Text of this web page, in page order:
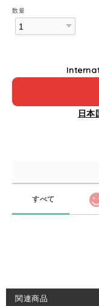
数量
日
すべて
関連商品